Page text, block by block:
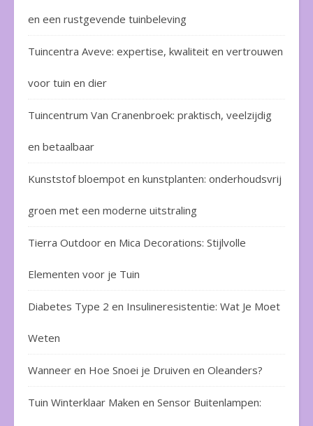
en een rustgevende tuinbeleving
Tuincentra Aveve: expertise, kwaliteit en vertrouwen
voor tuin en dier
Tuincentrum Van Cranenbroek: praktisch, veelzijdig
en betaalbaar
Kunststof bloempot en kunstplanten: onderhoudsvrij
groen met een moderne uitstraling
Tierra Outdoor en Mica Decorations: Stijlvolle
Elementen voor je Tuin
Diabetes Type 2 en Insulineresistentie: Wat Je Moet
Weten
Wanneer en Hoe Snoei je Druiven en Oleanders?
Tuin Winterklaar Maken en Sensor Buitenlampen: